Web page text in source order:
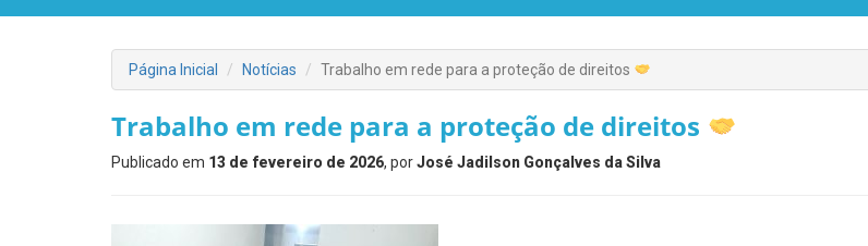
Página Inicial Notícias Trabalho em rede para a proteção de direitos
Trabalho em rede para a proteção de direitos
Publicado em 13 de fevereiro de 2026, porJosé Jadilson Gonçalves da Silva